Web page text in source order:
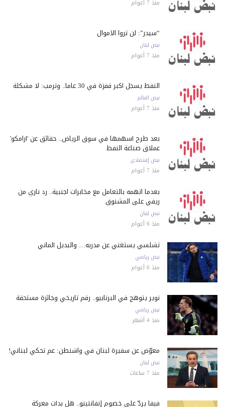
منذ 7 أعوام
“سيدر”: لن تروا الأموال
نبض لبنان
منذ 7 أعوام
النفط يسجل أكبر قفزة في 30 عاماً.. وترمب: لا مشكلة
نبض العالم
منذ 7 أعوام
بعد طرح أسهمها في سوق الرياض.. حقائق عن 'أرامكو'
عملاق صناعة النفط
نبض إقتصادي
منذ 7 أعوام
بعدما اتهمه بالتعامل مع مخابرات اجنبية.. رد ناري من
ريفي على المشنوق
نبض لبنان
منذ 6 أعوام
تشلسي يستغني عن مدربه… والبديل ألماني
نبض رياضي
منذ 6 أعوام
نوير يتوهج في البرنابيو.. رقم تاريخي وجائزة مستحقة
نبض رياضي
منذ 4 أشهر
معوّض عن سفيرة لبنان في واشنطن: عم تحكي لبناني!
نبض لبنان
منذ 7 ساعات
فيفا يردّ على خصوم إنفانتينو.. هل بدأت معركة